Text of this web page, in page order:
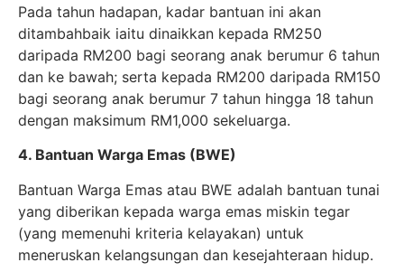
Pada tahun hadapan, kadar bantuan ini akan
ditambahbaik iaitu dinaikkan kepada RM250
daripada RM200 bagi seorang anak berumur 6 tahun
dan ke bawah; serta kepada RM200 daripada RM150
bagi seorang anak berumur 7 tahun hingga 18 tahun
dengan maksimum RM1,000 sekeluarga.
4. Bantuan Warga Emas (BWE)
Bantuan Warga Emas atau BWE adalah bantuan tunai
yang diberikan kepada warga emas miskin tegar
(yang memenuhi kriteria kelayakan) untuk
meneruskan kelangsungan dan kesejahteraan hidup.